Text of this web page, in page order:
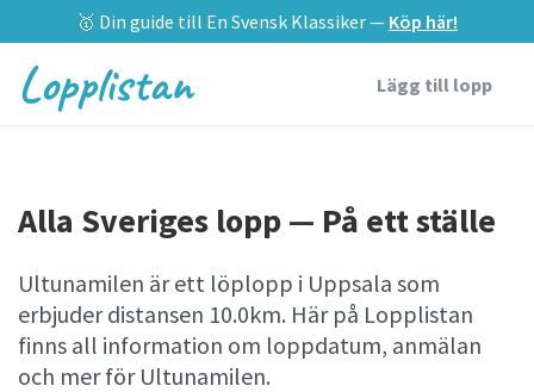
🥇 Din guide till En Svensk Klassiker — Köp här!
Lopplistan Lägg till lopp
Alla Sveriges lopp — På ett ställe
Ultunamilen är ett löplopp i Uppsala som
erbjuder distansen 10.0km. Här på Lopplistan
finns all information om loppdatum, anmälan
och mer för Ultunamilen.